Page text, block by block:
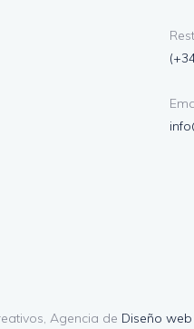
Agencia de Diseño web